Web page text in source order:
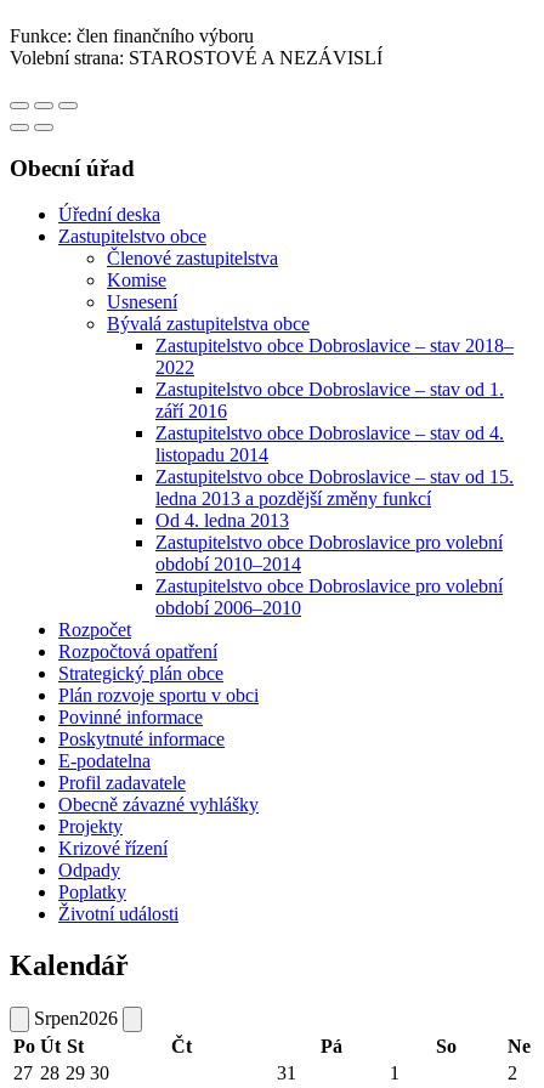
Funkce: člen finančního výboru
Volební strana: STAROSTOVÉ A NEZÁVISLÍ
Obecní úřad
Úřední deska
Zastupitelstvo obce
Členové zastupitelstva
Komise
Usnesení
Bývalá zastupitelstva obce
Zastupitelstvo obce Dobroslavice – stav 2018–
2022
Zastupitelstvo obce Dobroslavice – stav od 1.
září 2016
Zastupitelstvo obce Dobroslavice – stav od 4.
listopadu 2014
Zastupitelstvo obce Dobroslavice – stav od 15.
ledna 2013 a pozdější změny funkcí
Od 4. ledna 2013
Zastupitelstvo obce Dobroslavice pro volební
období 2010–2014
Zastupitelstvo obce Dobroslavice pro volební
období 2006–2010
Rozpočet
Rozpočtová opatření
Strategický plán obce
Plán rozvoje sportu v obci
Povinné informace
Poskytnuté informace
E-podatelna
Profil zadavatele
Obecně závazné vyhlášky
Projekty
Krizové řízení
Odpady
Poplatky
Životní události
Kalendář
Srpen2026
Po Út St Čt Pá So
Ne
27 28 29 30 31 1
2